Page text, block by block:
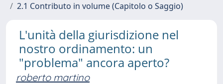
2.1 Contributo in volume (Capitolo o Saggio)
L'unità della giurisdizione nel
nostro ordinamento: un
"problema" ancora aperto?
roberto martino